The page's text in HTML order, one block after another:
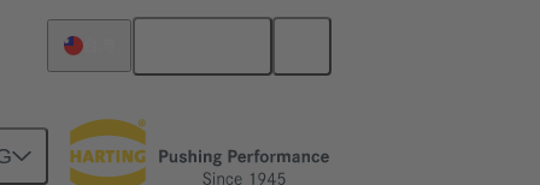
09 33 016 2712